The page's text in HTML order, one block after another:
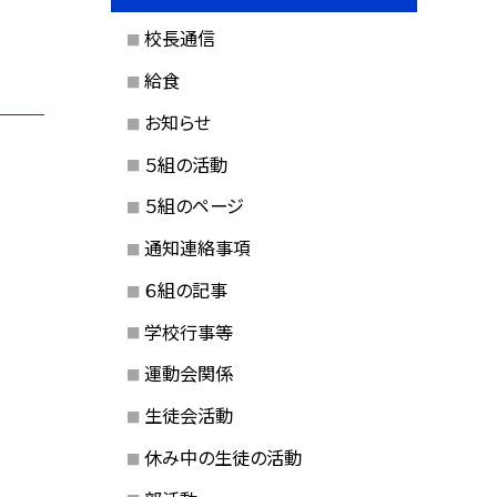
校長通信
給食
お知らせ
５組の活動
５組のページ
通知連絡事項
６組の記事
学校行事等
運動会関係
生徒会活動
休み中の生徒の活動